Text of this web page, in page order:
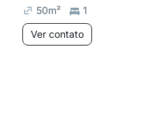
50m²
1
Ver contato